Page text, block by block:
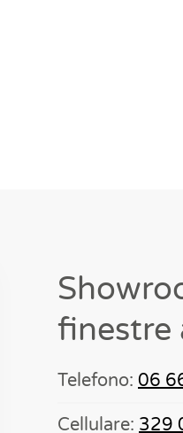
finestre
Telefono: 06
Cellulare: 329